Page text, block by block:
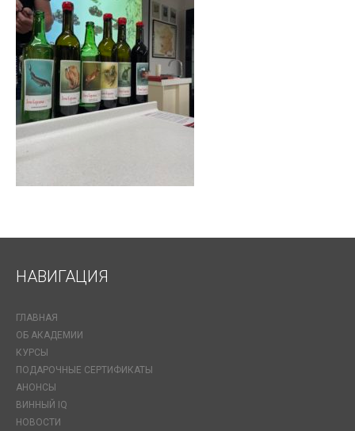
НАВИГАЦИЯ
ГЛАВНАЯ
ОБ АКАДЕМИИ
КУРСЫ
ПОДАРОЧНЫЕ СЕРТИФИКАТЫ
АНОНСЫ
ВИННЫЙ IQ
НОВОСТИ